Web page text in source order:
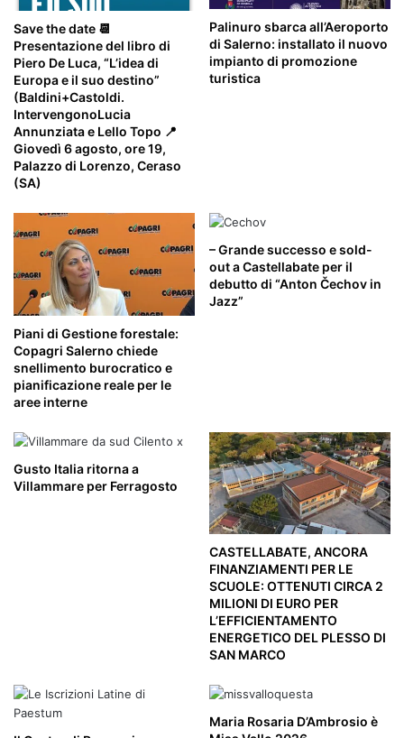
Save the date 📆
Presentazione del libro di
Piero De Luca, “L’idea di
Europa e il suo destino”
(Baldini+Castoldi.
IntervengonoLucia
Annunziata e Lello Topo 📍
Giovedì 6 agosto, ore 19,
Palazzo di Lorenzo, Ceraso
(SA)
Palinuro sbarca all’Aeroporto
di Salerno: installato il nuovo
impianto di promozione
turistica
Piani di Gestione forestale:
Copagri Salerno chiede
snellimento burocratico e
pianificazione reale per le
aree interne
– Grande successo e sold-
out a Castellabate per il
debutto di “Anton Čechov in
Jazz”
Gusto Italia ritorna a
Villammare per Ferragosto
CASTELLABATE, ANCORA
FINANZIAMENTI PER LE
SCUOLE: OTTENUTI CIRCA 2
MILIONI DI EURO PER
L’EFFICIENTAMENTO
ENERGETICO DEL PLESSO DI
SAN MARCO
Maria Rosaria D’Ambrosio è